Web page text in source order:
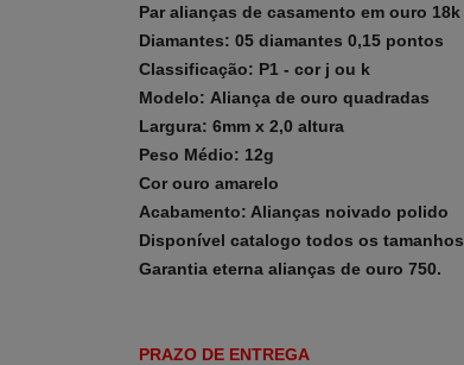
Par alianças de casamento em ouro 18k
Diamantes: 05 diamantes 0,15 pontos
Classificação: P1 - cor j ou k
Modelo: Aliança de ouro quadradas
Largura: 6mm x 2,0 altura
Peso Médio: 12g
Cor ouro amarelo
Acabamento: Alianças noivado polido
Disponível catalogo todos os tamanhos
Garantia eterna alianças de ouro 750.
PRAZO DE ENTREGA